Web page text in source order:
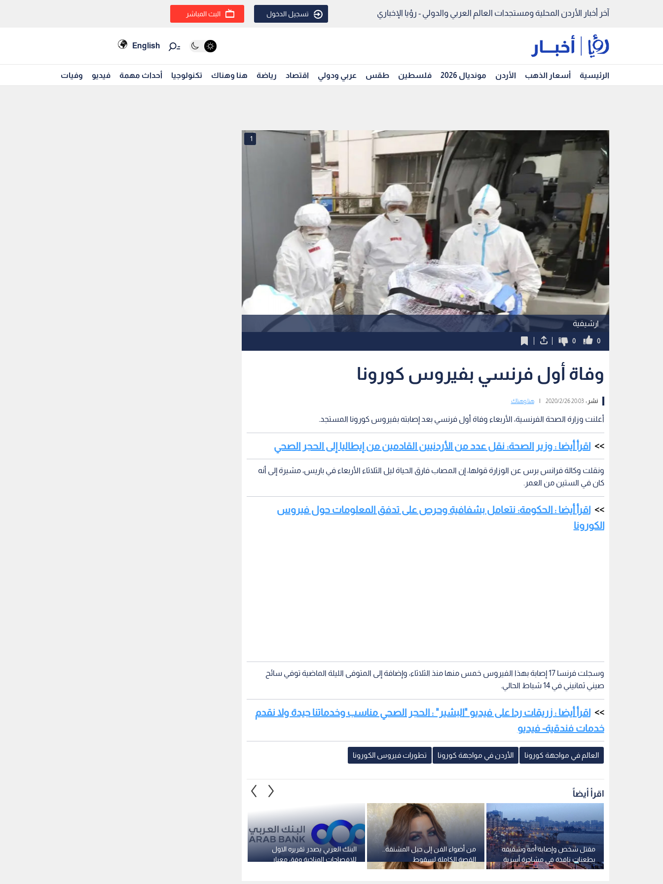
آخر أخبار الأردن المحلية ومستجدات العالم العربي والدولي - رؤيا الإخباري تسجيل الدخول البث المباشر
English
الرئيسية أسعار الذهب الأردن مونديال 2026 فلسطين طقس عربي ودولي اقتصاد رياضة هنا وهناك تكنولوجيا أحداث مهمة فيديو وفيات
ارشيفية
1
0
0
وفاة أول فرنسي بفيروس كورونا
نشر :20:03 2020/2/26 هنا وهناك
أعلنت وزارة الصحة الفرنسية، الأربعاء وفاة أول فرنسي بعد إصابته بفيروس كورونا المستجد.
اقرأ أيضا : وزير الصحة: نقل عدد من الأردنيين القادمين من إيطاليا إلى الحجر الصحي
ونقلت وكالة فرانس برس عن الوزارة قولها، إن المصاب فارق الحياة ليل الثلاثاء الأربعاء في باريس، مشيرة إلى أنه
كان في الستين من العمر.
اقرأ أيضا : الحكومة: نتعامل بشفافية وحرص على تدفق المعلومات حول فيروس
الكورونا
وسجلت فرنسا 17 إصابة بهذا الفيروس خمس منها منذ الثلاثاء، وإضافة إلى المتوفى الليلة الماضية توفي سائح
صيني ثمانيني في 14 شباط الحالي.
اقرأ أيضا : زريقات ردا على فيديو "البشير" : الحجر الصحي مناسب وخدماتنا جيدة ولا نقدم
خدمات فندقية- فيديو
العالم في مواجهة كورونا الأردن في مواجهة كورونا تطورات فيروس الكورونا
اقرأ أيضاً
البنك العربي يصدر تقريره الاول
للإفصاحات المناخية وفق معيار
من أضواء الفن إلى حبل المشنقة..
القصة الكاملة لسقوط
"إمبراطورية" سارة خليفة
مقتل شخص وإصابة أمه وشقيقه
بطعنات نافذة في مشاجرة أسرية
بالإسكندرية